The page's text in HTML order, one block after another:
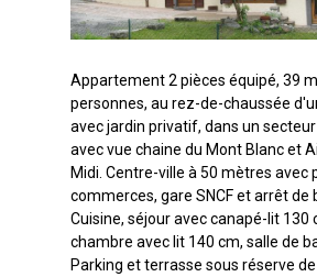
Appartement 2 pièces équipé, 39
personnes, au rez-de-chaussée
avec jardin privatif, dans un
avec vue chaine du Mont Blanc et
Midi. Centre-ville à 50 mètres avec
commerces, gare SNCF et arrêt de
Cuisine, séjour avec canapé-lit 130
chambre avec lit 140 cm, salle de
Parking et terrasse sous réserve de